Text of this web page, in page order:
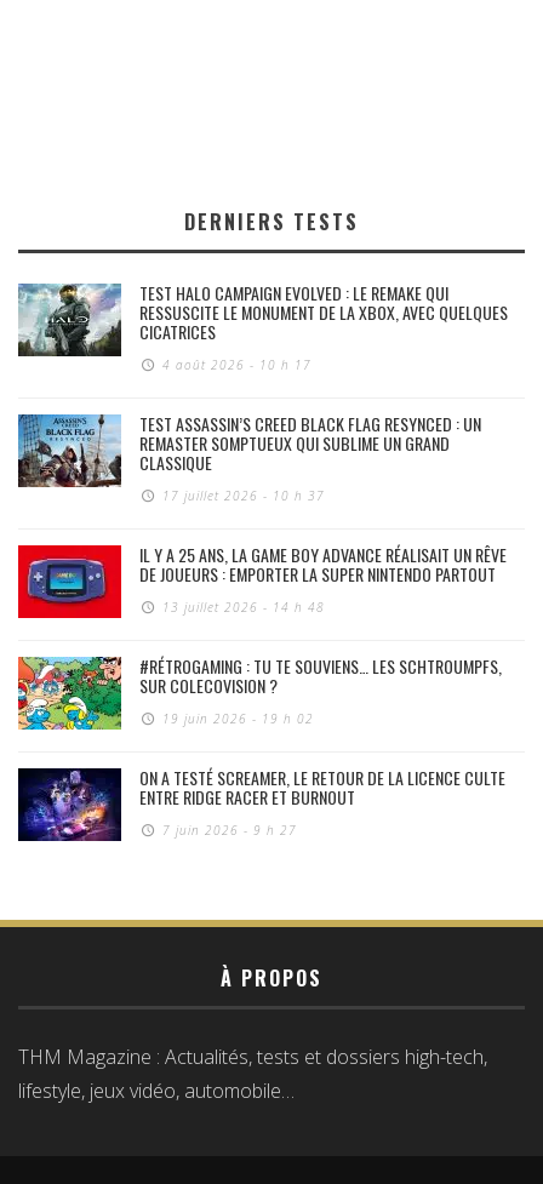
DERNIERS TESTS
TEST HALO CAMPAIGN EVOLVED : LE REMAKE QUI
RESSUSCITE LE MONUMENT DE LA XBOX, AVEC QUELQUES
CICATRICES
4 août 2026 - 10 h 17
TEST ASSASSIN’S CREED BLACK FLAG RESYNCED : UN
REMASTER SOMPTUEUX QUI SUBLIME UN GRAND
CLASSIQUE
17 juillet 2026 - 10 h 37
IL Y A 25 ANS, LA GAME BOY ADVANCE RÉALISAIT UN RÊVE
DE JOUEURS : EMPORTER LA SUPER NINTENDO PARTOUT
13 juillet 2026 - 14 h 48
#RÉTROGAMING : TU TE SOUVIENS… LES SCHTROUMPFS,
SUR COLECOVISION ?
19 juin 2026 - 19 h 02
ON A TESTÉ SCREAMER, LE RETOUR DE LA LICENCE CULTE
ENTRE RIDGE RACER ET BURNOUT
7 juin 2026 - 9 h 27
À PROPOS
THM Magazine : Actualités, tests et dossiers high-tech,
lifestyle, jeux vidéo, automobile…